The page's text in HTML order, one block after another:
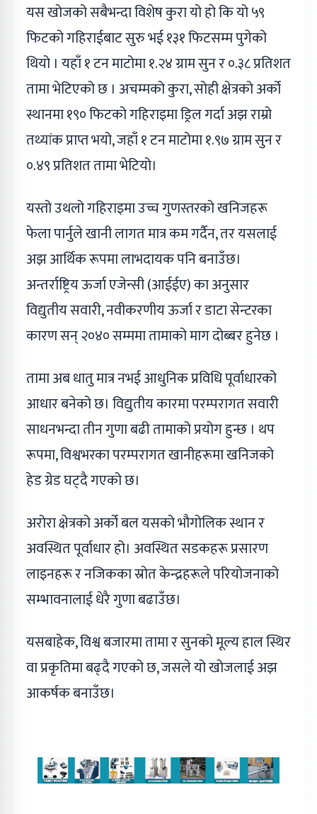
यस खोजको सबैभन्दा विशेष कुरा यो हो कि यो ५९
फिटको गहिराईबाट सुरु भई १३१ फिटसम्म पुगेको
थियो । यहाँ १ टन माटोमा १.२४ ग्राम सुन र ०.३८ प्रतिशत
तामा भेटिएको छ । अचम्मको कुरा, सोही क्षेत्रको अर्को
स्थानमा १९० फिटको गहिराइमा ड्रिल गर्दा अझ राम्रो
तथ्यांक प्राप्त भयो, जहाँ १ टन माटोमा १.९७ ग्राम सुन र
०.४९ प्रतिशत तामा भेटियो।
यस्तो उथलो गहिराइमा उच्च गुणस्तरको खनिजहरू
फेला पार्नुले खानी लागत मात्र कम गर्दैन, तर यसलाई
अझ आर्थिक रूपमा लाभदायक पनि बनाउँछ।
अन्तर्राष्ट्रिय ऊर्जा एजेन्सी (आईईए) का अनुसार
विद्युतीय सवारी, नवीकरणीय ऊर्जा र डाटा सेन्टरका
कारण सन् २०४० सम्ममा तामाको माग दोब्बर हुनेछ ।
तामा अब धातु मात्र नभई आधुनिक प्रविधि पूर्वाधारको
आधार बनेको छ। विद्युतीय कारमा परम्परागत सवारी
साधनभन्दा तीन गुणा बढी तामाको प्रयोग हुन्छ । थप
रूपमा, विश्वभरका परम्परागत खानीहरूमा खनिजको
हेड ग्रेड घट्दै गएको छ।
अरोरा क्षेत्रको अर्को बल यसको भौगोलिक स्थान र
अवस्थित पूर्वाधार हो। अवस्थित सडकहरू प्रसारण
लाइनहरू र नजिकका स्रोत केन्द्रहरूले परियोजनाको
सम्भावनालाई धेरै गुणा बढाउँछ।
यसबाहेक, विश्व बजारमा तामा र सुनको मूल्य हाल स्थिर
वा प्रकृतिमा बढ्दै गएको छ, जसले यो खोजलाई अझ
आकर्षक बनाउँछ।